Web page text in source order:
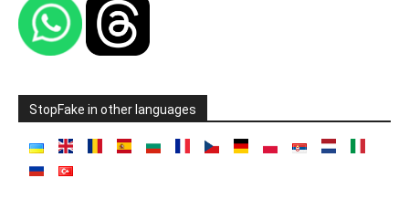
StopFake in other languages